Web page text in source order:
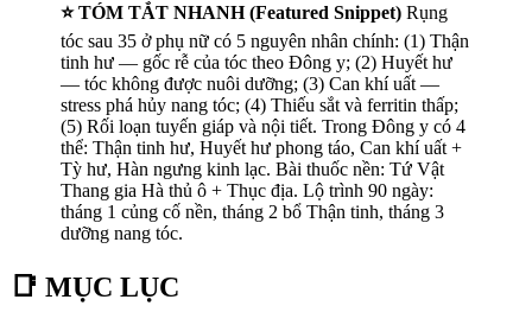
⭐ TÓM TẮT NHANH (Featured Snippet) Rụng
tóc sau 35 ở phụ nữ có 5 nguyên nhân chính: (1) Thận
tinh hư — gốc rễ của tóc theo Đông y; (2) Huyết hư
— tóc không được nuôi dưỡng; (3) Can khí uất —
stress phá hủy nang tóc; (4) Thiếu sắt và ferritin thấp;
(5) Rối loạn tuyến giáp và nội tiết. Trong Đông y có 4
thể: Thận tinh hư, Huyết hư phong táo, Can khí uất +
Tỳ hư, Hàn ngưng kinh lạc. Bài thuốc nền: Tứ Vật
Thang gia Hà thủ ô + Thục địa. Lộ trình 90 ngày:
tháng 1 củng cố nền, tháng 2 bổ Thận tinh, tháng 3
dưỡng nang tóc.
📑 MỤC LỤC